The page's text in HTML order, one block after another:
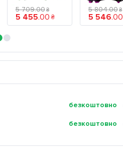
5 709.00 ₴
5 455.00 ₴
5 804.00 ₴
5 546.00
безкоштовно
безкоштовно